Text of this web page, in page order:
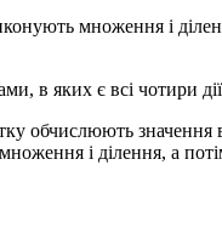
множення і
в яких є всі чотири
обчислюють
і ділення, а